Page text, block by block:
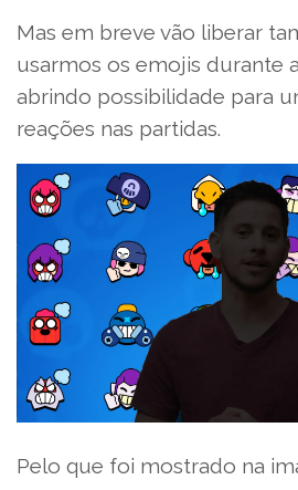
Mas em breve vão liberar
usarmos os emojis durante
abrindo possibilidade para
reações nas partidas.
Pelo que foi mostrado na